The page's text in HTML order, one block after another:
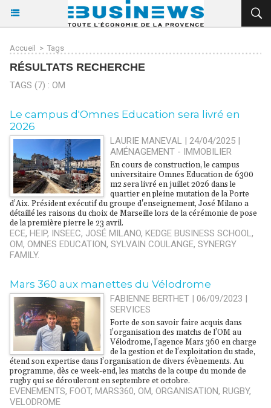
Accueil > Tags
RÉSULTATS RECHERCHE
TAGS (7) : OM
​Le campus d'Omnes Education sera livré en
2026
LAURIE MANEVAL | 24/04/2025 |
AMÉNAGEMENT - IMMOBILIER
En cours de construction, le campus
universitaire Omnes Education de 6300
m2 sera livré en juillet 2026 dans le
quartier en pleine mutation de la Porte
d’Aix. Président exécutif du groupe d'enseignement, José Milano a
détaillé les raisons du choix de Marseille lors de la cérémonie de pose
de la première pierre le 23 avril.
ECE, HEIP, INSEEC, JOSÉ MILANO, KEDGE BUSINESS SCHOOL,
OM, OMNES EDUCATION, SYLVAIN COULANGE, SYNERGY
FAMILY.
Mars 360 aux manettes du Vélodrome
FABIENNE BERTHET | 06/09/2023 |
SERVICES
Forte de son savoir faire acquis dans
l’organisation des matchs de l’OM au
Vélodrome, l’agence Mars 360 en charge
de la gestion et de l’exploitation du stade,
étend son expertise dans l’organisation de divers évènements. Au
programme, dès ce week-end, les matchs de la coupe du monde de
rugby qui se dérouleront en septembre et octobre.
EVENEMENTS, FOOT, MARS360, OM, ORGANISATION, RUGBY,
VELODROME